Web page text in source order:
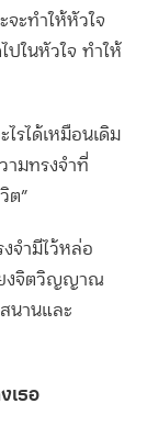
จะทำให้หัวใจ
ปในหัวใจ ทำให้
ไรได้เหมือนเดิม
ามทรงจำที่
ต”
จำมีไว้หล่อ
งจิตวิญญาณ
นานและ
เธอ